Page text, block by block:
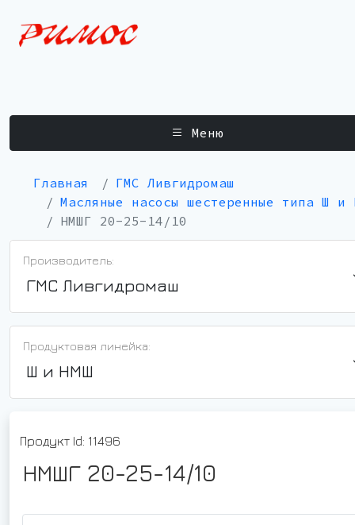
Меню
Главная
ГМС Ливгидромаш
Масляные насосы шестеренные типа Ш и
НМШГ 20-25-14/10
Производитель:
ГМС Ливгидромаш
Продуктовая линейка:
Ш и НМШ
Продукт Id: 11496
НМШГ 20-25-14/10